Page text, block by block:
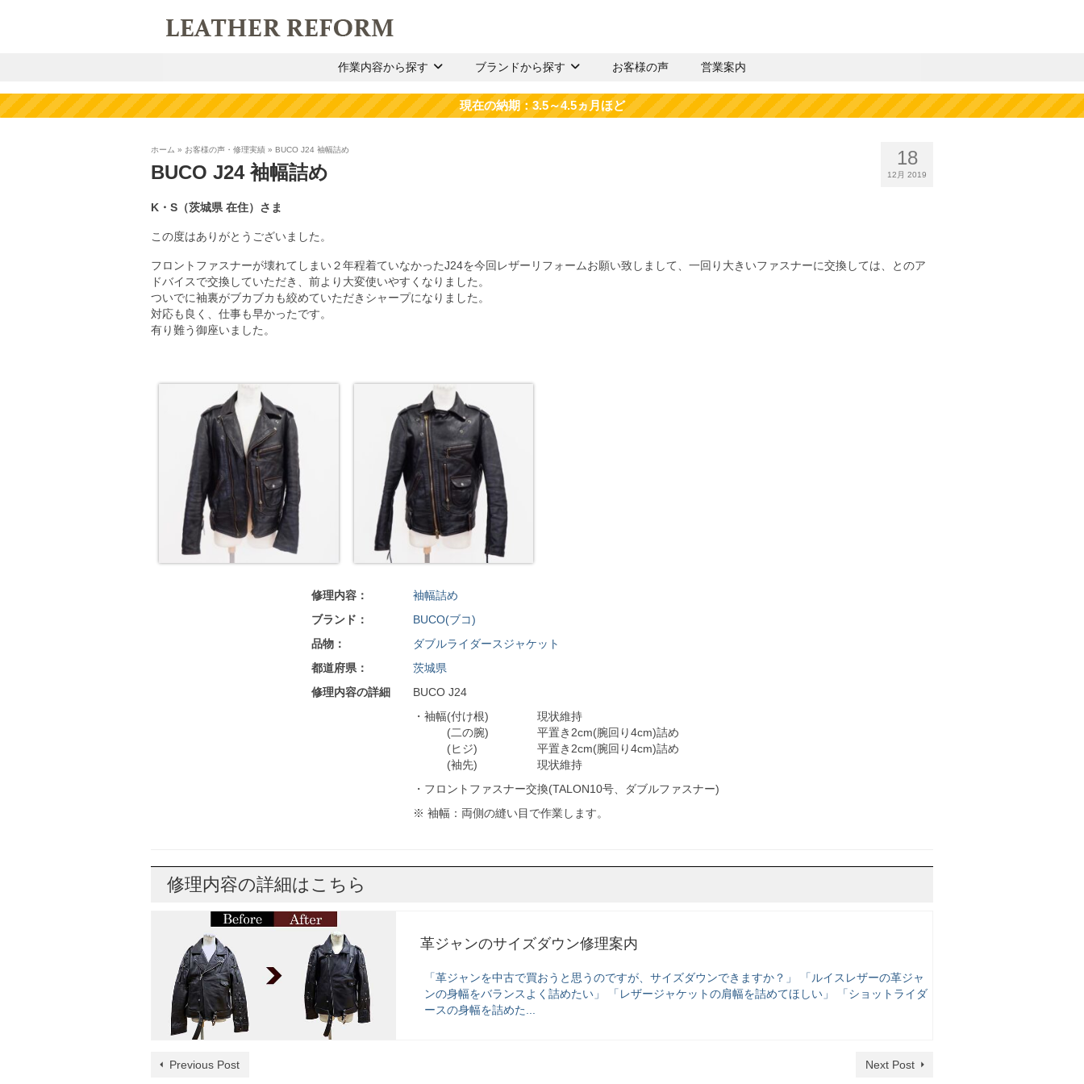
作業内容から探す ブランドから探す お客様の声 営業案内
18
12月 2019
ホーム » お客様の声・修理実績 » BUCO J24 袖幅詰め
BUCO J24 袖幅詰め
K・S （茨城県 在住）さま
この度はありがとうございました。
フロントファスナーが壊れてしまい２年程着ていなかったJ24を今回レザーリフォームお願い致しまして、一回り大きいファスナーに交換しては、とのア
ドバイスで交換していただき、前より大変使いやすくなりました。
ついでに袖裏がブカブカも絞めていただきシャープになりました。
対応も良く、仕事も早かったです。
有り難う御座いました。
修理内容：
袖幅詰め
ブランド：
BUCO(ブコ)
品物：
ダブルライダースジャケット
都道府県：
茨城県
修理内容の詳細
BUCO J24
・袖幅(付け根) 現状維持
(二の腕) 平置き2cm(腕回り4cm)詰め
(ヒジ) 平置き2cm(腕回り4cm)詰め
(袖先) 現状維持
・フロントファスナー交換(TALON10号、ダブルファスナー)
※ 袖幅：両側の縫い目で作業します。
修理内容の詳細はこちら
革ジャンのサイズダウン修理案内
「革ジャンを中古で買おうと思うのですが、サイズダウンできますか？」 「ルイスレザーの革ジャ
ンの身幅をバランスよく詰めたい」 「レザージャケットの肩幅を詰めてほしい」 「ショットライダ
ースの身幅を詰めた...
Previous Post Next Post